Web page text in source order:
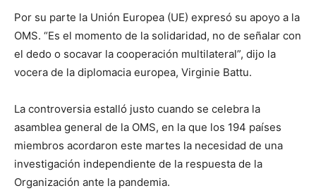
Por su parte la Unión Europea (UE) expresó su apoyo a la
OMS. “Es el momento de la solidaridad, no de señalar con
el dedo o socavar la cooperación multilateral”, dijo la
vocera de la diplomacia europea, Virginie Battu.
La controversia estalló justo cuando se celebra la
asamblea general de la OMS, en la que los 194 países
miembros acordaron este martes la necesidad de una
investigación independiente de la respuesta de la
Organización ante la pandemia.